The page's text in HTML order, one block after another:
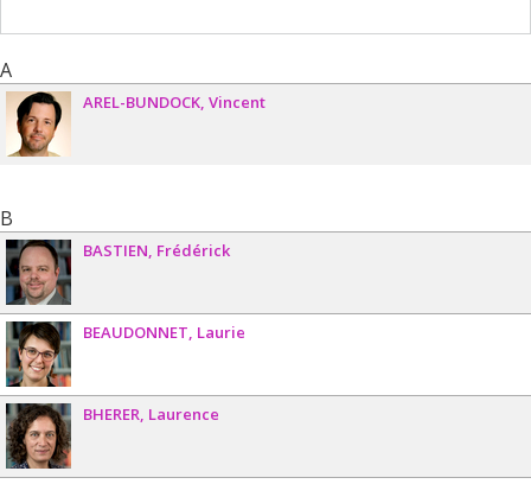
A
AREL-BUNDOCK Vincent
B
BASTIEN Frédérick
BEAUDONNET Laurie
BHERER Laurence